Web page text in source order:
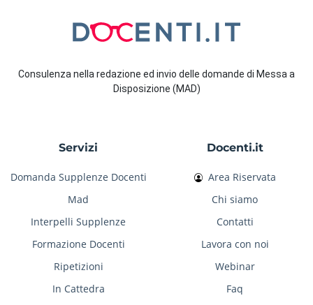
Consulenza nella redazione ed invio delle domande di Messa a
Disposizione (MAD)
Servizi
Domanda Supplenze Docenti
Mad
Interpelli Supplenze
Formazione Docenti
Ripetizioni
In Cattedra
Docenti.it
Area Riservata
Chi siamo
Contatti
Lavora con noi
Webinar
Faq